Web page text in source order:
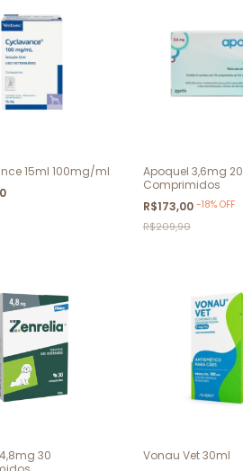
15ml 100mg/ml
Apoquel 3,6mg 20
Comprimidos
R$173,00 -18% OFF
R$209,90
30
Vonau Vet 30ml